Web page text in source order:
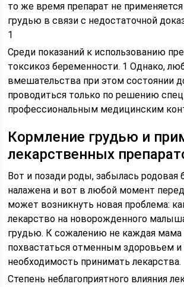
то же время препарат не
грудью в связи с недостаточной
1
Среди показаний к использованию
токсикоз беременности. 1 Однако,
вмешательства при этом состоянии
проводиться только по решению
профессиональным медицинским
Кормление грудью и
лекарственных
Вот и позади роды, забылась родовая
налажена и вот в любой момент
может возникнуть новая проблема:
лекарство на новорожденного
грудью. К сожалению не каждая
похвастаться отменным здоровьем и
необходимость принимать лекарства.
Степень неблагоприятного влияния